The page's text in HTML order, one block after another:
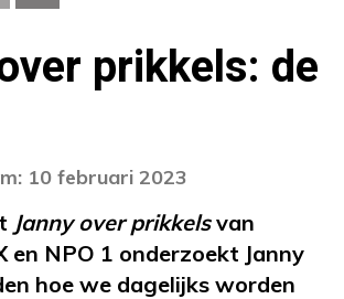
prikkels: de
10 februari 2023
Janny over prikkelsvan
en NPO 1 onderzoekt Janny
hoe we dagelijks worden